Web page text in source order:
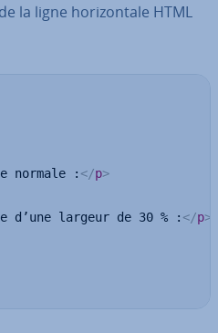
de la ligne ho­ri­zon­tale HTML
normale : </p>
d’une largeur de 30 % : </p>